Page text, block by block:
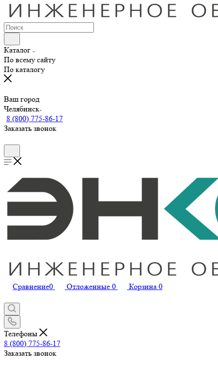
Каталог
По всему сайту
По каталогу
Ваш город
Челябинск
8 (800) 775-86-17
Заказать звонок
Сравнение0 Отложенные 0 Корзина 0
Телефоны
8 (800) 775-86-17
Заказать звонок